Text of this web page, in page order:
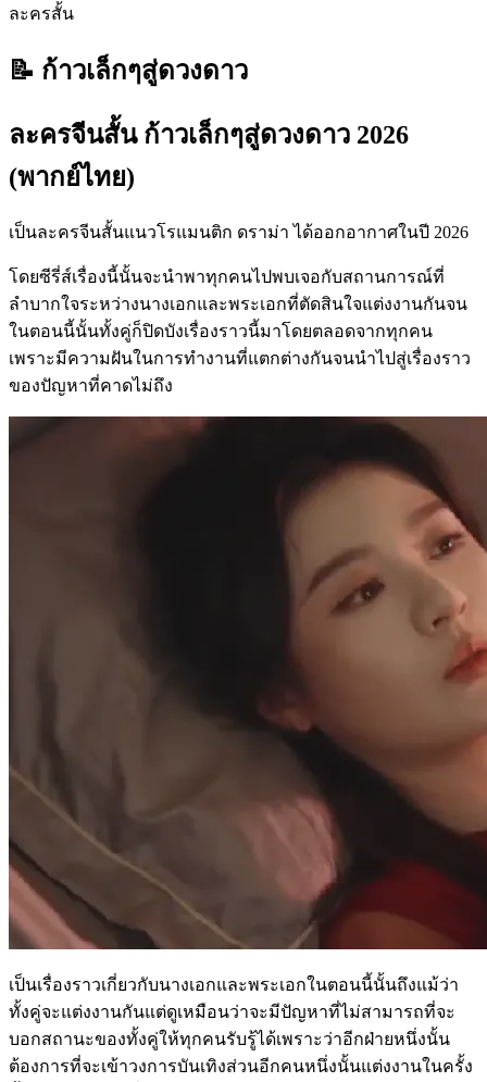
ละครสั้น
📝 ก้าวเล็กๆสู่ดวงดาว
ละครจีนสั้น ก้าวเล็กๆสู่ดวงดาว 2026
(พากย์ไทย)
เป็นละครจีนสั้นแนวโรแมนติก ดราม่า ได้ออกอากาศในปี 2026
โดยซีรี่ส์เรื่องนี้นั้นจะนำพาทุกคนไปพบเจอกับสถานการณ์ที่
ลำบากใจระหว่างนางเอกและพระเอกที่ตัดสินใจแต่งงานกันจน
ในตอนนี้นั้นทั้งคู่ก็ปิดบังเรื่องราวนี้มาโดยตลอดจากทุกคน
เพราะมีความฝันในการทำงานที่แตกต่างกันจนนำไปสู่เรื่องราว
ของปัญหาที่คาดไม่ถึง
เป็นเรื่องราวเกี่ยวกับนางเอกและพระเอกในตอนนี้นั้นถึงแม้ว่า
ทั้งคู่จะแต่งงานกันแต่ดูเหมือนว่าจะมีปัญหาที่ไม่สามารถที่จะ
บอกสถานะของทั้งคู่ให้ทุกคนรับรู้ได้เพราะว่าอีกฝ่ายหนึ่งนั้น
ต้องการที่จะเข้าวงการบันเทิงส่วนอีกคนหนึ่งนั้นแต่งงานในครั้ง